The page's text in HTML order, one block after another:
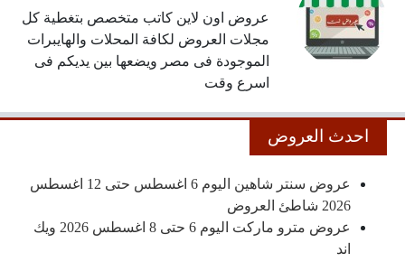
عروض اون لاين كاتب متخصص بتغطية كل
مجلات العروض لكافة المحلات والهايبرات
الموجودة فى مصر ويضعها بين يديكم فى
اسرع وقت
احدث العروض
عروض سنتر شاهين اليوم 6 اغسطس حتى 12 اغسطس
2026 شاطئ العروض
عروض مترو ماركت اليوم 6 حتى 8 اغسطس 2026 ويك
اند